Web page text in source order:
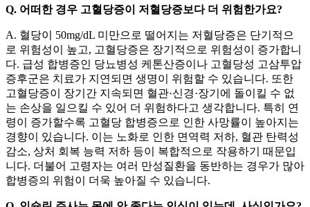
Q. 어떠한 경우 고혈당증이 저혈당증보다 더 위험한가요?
A. 혈당이 50mg/dL 미만으로 떨어지는 저혈당증은 단기적으
로 위험성이 높고, 고혈당증은 장기적으로 위험성이 증가합니
다. 급성 합병증인 당뇨병성 케톤산증이나 고혈당성 고삼투압
증후군은 치료가 지연되면 생명이 위험할 수 있습니다. 또한
고혈당증이 장기간 지속되면 혈관·신경·장기에 돌이킬 수 없
는 손상을 일으킬 수 있어 더 위험하다고 생각합니다. 특히 연
령이 증가할수록 고혈당 합병증으로 인한 사망률이 높아지는
경향이 있습니다. 이는 노화로 인한 면역력 저하, 혈관 탄력성
감소, 상처 회복 능력 저하 등이 복합적으로 작용하기 때문입
니다. 더불어 고령자는 여러 만성질환을 동반하는 경우가 많아
합병증의 위험이 더욱 높아질 수 있습니다.